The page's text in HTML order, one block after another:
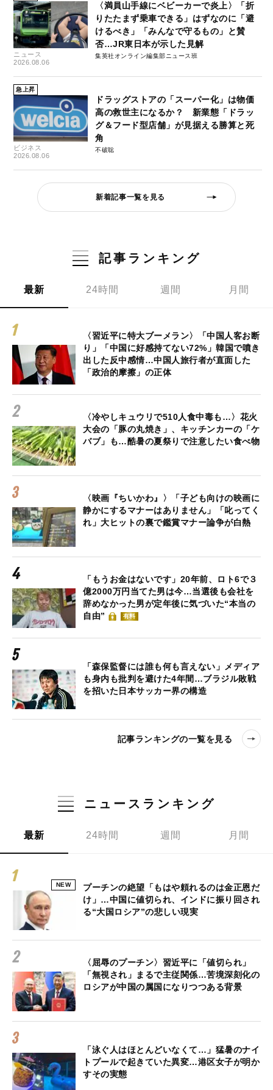
ニュース
2026.08.06
〈満員山手線にベビーカーで炎上〉「折
りたたまず乗車できる」はずなのに「避
けるべき」「みんなで守るもの」と賛
否…JR東日本が示した見解
集英社オンライン編集部ニュース班
急上昇
ビジネス
2026.08.06
ドラッグストアの「スーパー化」は物価
高の救世主になるか？ 新業態「ドラッ
グ＆フード型店舗」が見据える勝算と死
角
不破聡
新着記事一覧を見る
記事ランキング
最新 24時間 週間 月間
〈習近平に特大ブーメラン〉「中国人客お断
り」「中国に好感持てない72%」韓国で噴き
出した反中感情…中国人旅行者が直面した
「政治的摩擦」の正体
〈冷やしキュウリで510人食中毒も…〉花火
大会の「豚の丸焼き」、キッチンカーの「ケ
バブ」も…酷暑の夏祭りで注意したい食べ物
〈映画『ちいかわ』〉「子ども向けの映画に
静かにするマナーはありません」「叱ってく
れ」大ヒットの裏で鑑賞マナー論争が白熱
「もうお金はないです」20年前、ロト6で３
億2000万円当てた男は今…当選後も会社を
辞めなかった男が定年後に気づいた“本当の
自由”
有料
「森保監督には誰も何も言えない」メディア
も身内も批判を避けた4年間…ブラジル敗戦
を招いた日本サッカー界の構造
記事ランキングの一覧を見る
ニュースランキング
最新 24時間 週間 月間
NEW
プーチンの絶望「もはや頼れるのは金正恩だ
け」…中国に値切られ、インドに振り回され
る“大国ロシア”の悲しい現実
〈屈辱のプーチン〉習近平に「値切られ」
「無視され」まるで主従関係…苦境深刻化の
ロシアが中国の属国になりつつある背景
「泳ぐ人はほとんどいなくて…」猛暑のナイ
トプールで起きていた異変…港区女子が明か
すその実態